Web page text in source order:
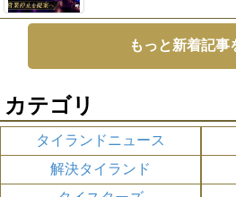
もっと新着記事
カテゴリ
タイランドニュース
解決タイランド